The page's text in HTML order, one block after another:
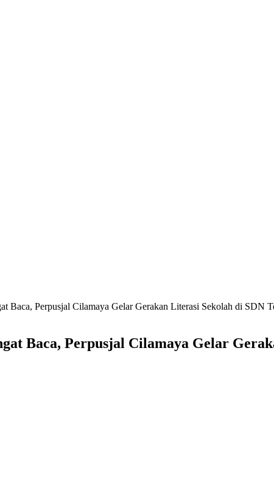
Baca, Perpusjal Cilamaya Gelar Gerakan Literasi Sekolah di SDN
Baca, Perpusjal Cilamaya Gelar